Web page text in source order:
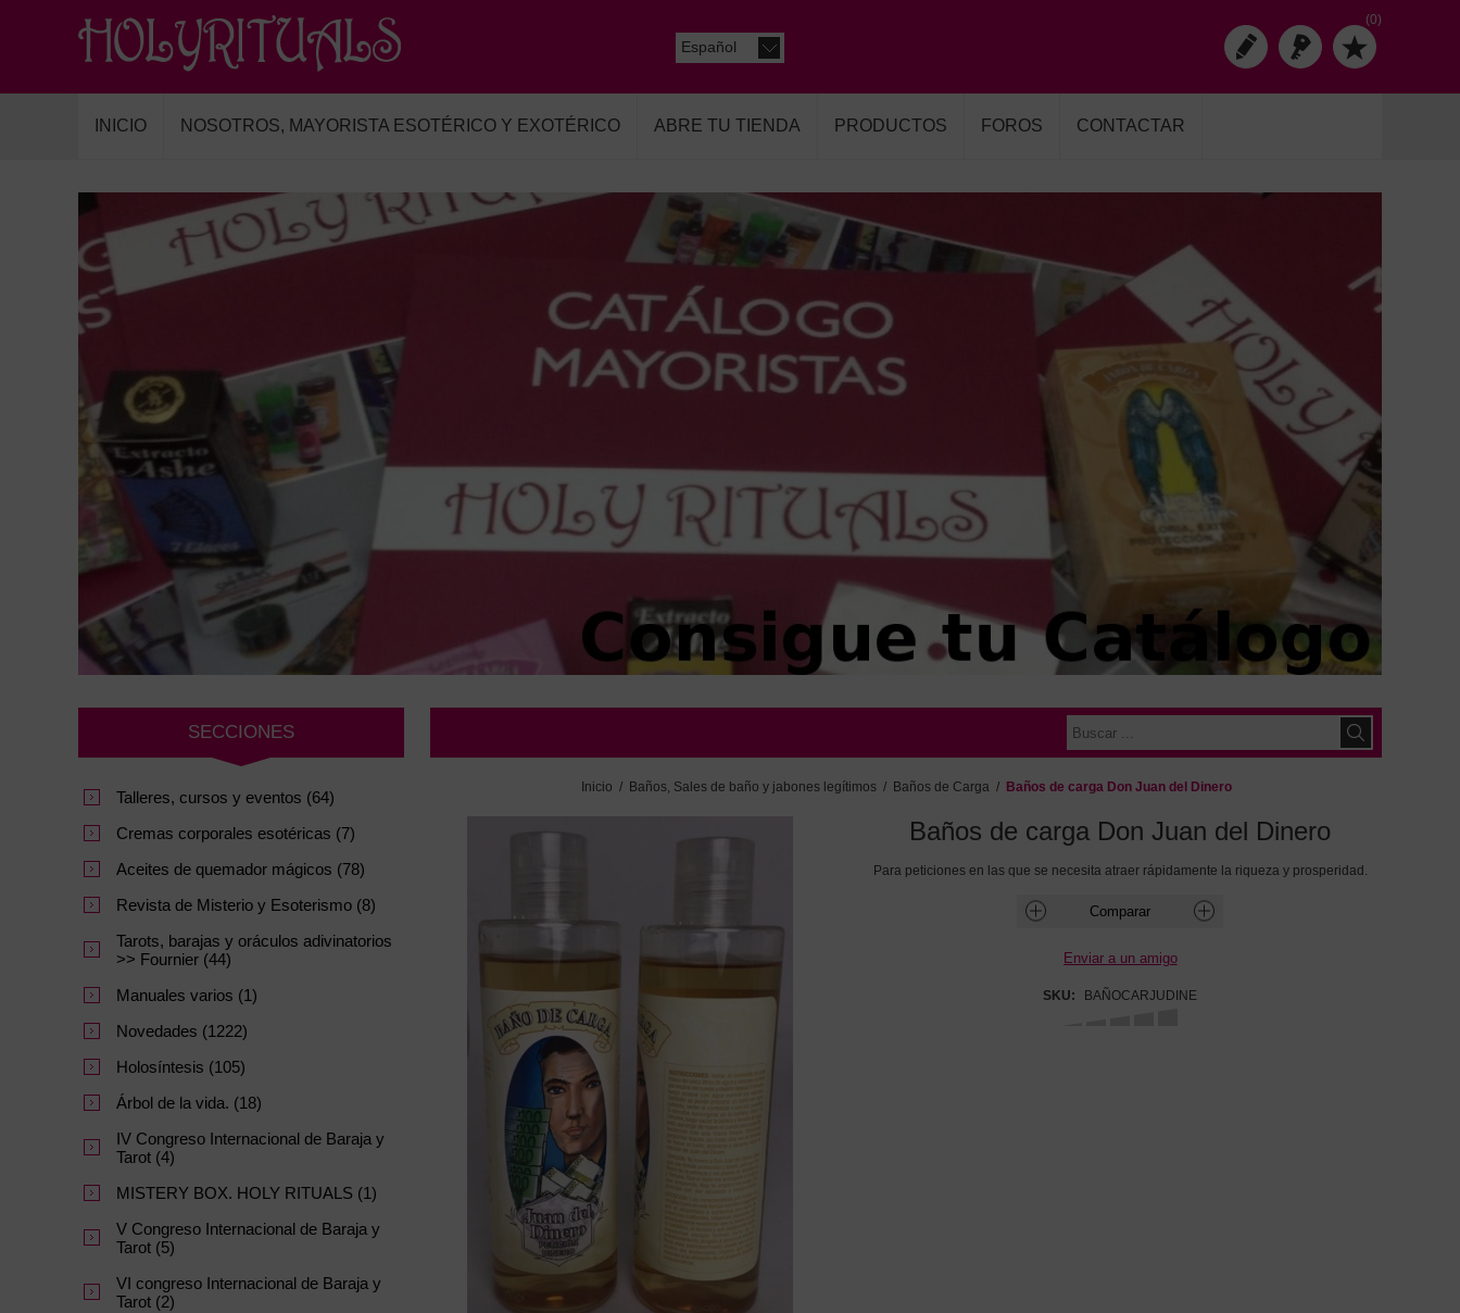
(0)
Español
INICIO NOSOTROS, MAYORISTA ESOTÉRICO Y EXOTÉRICO ABRE TU TIENDA PRODUCTOS FOROS CONTACTAR
Inicio / Baños, Sales de baño y jabones legítimos / Baños de Carga / Baños de carga Don Juan del Dinero
Baños de carga Don Juan del Dinero
Para peticiones en las que se necesita atraer rápidamente la riqueza y prosperidad.
SKU: BAÑOCARJUDINE
SECCIONES
Talleres, cursos y eventos (64)
Cremas corporales esotéricas (7)
Aceites de quemador mágicos (78)
Revista de Misterio y Esoterismo (8)
Tarots, barajas y oráculos adivinatorios
>> Fournier (44)
Manuales varios (1)
Novedades (1222)
Holosíntesis (105)
Árbol de la vida. (18)
IV Congreso Internacional de Baraja y
Tarot (4)
MISTERY BOX. HOLY RITUALS (1)
V Congreso Internacional de Baraja y
Tarot (5)
VI congreso Internacional de Baraja y
Tarot (2)